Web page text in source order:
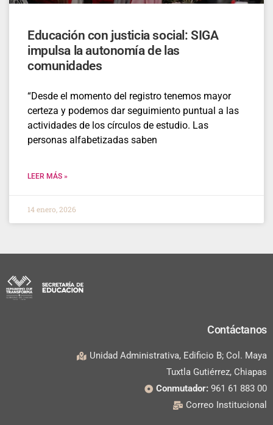
Educación con justicia social: SIGA
impulsa la autonomía de las
comunidades
“Desde el momento del registro tenemos mayor
certeza y podemos dar seguimiento puntual a las
actividades de los círculos de estudio. Las
personas alfabetizadas saben
LEER MÁS »
14 enero, 2026
Contáctanos
Unidad Administrativa, Edificio B; Col. Maya
Tuxtla Gutiérrez, Chiapas
Conmutador: 961 61 883 00
Correo Institucional